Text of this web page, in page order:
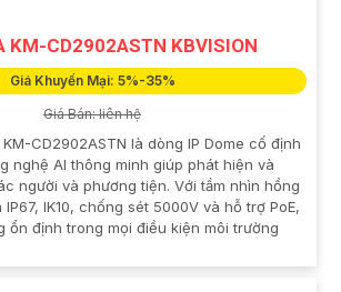
KM-CD2902ASTN KBVISION
Giá Khuyến Mại: 5%-35%
Giá Bán: liên hệ
CD2902ASTN là dòng IP Dome cố định
nghệ AI thông minh giúp phát hiện và
người và phương tiện. Với tầm nhìn hồng
IK10, chống sét 5000V và hỗ trợ PoE,
ổn định trong mọi điều kiện môi trường